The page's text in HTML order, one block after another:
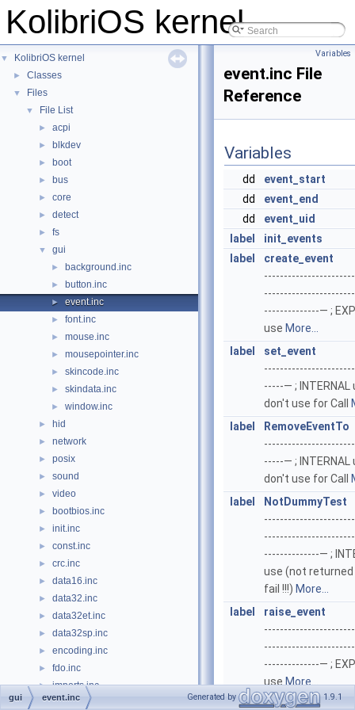
KolibriOS kernel
▼ KolibriOS kernel
► Classes
▼ Files
▼ File List
► acpi
► blkdev
► boot
► bus
► core
► detect
► fs
▼ gui
► background.inc
► button.inc
► event.inc
► font.inc
► mouse.inc
► mousepointer.inc
► skincode.inc
► skindata.inc
► window.inc
► hid
► network
► posix
► sound
► video
► bootbios.inc
► init.inc
► const.inc
► crc.inc
► data16.inc
► data32.inc
► data32et.inc
► data32sp.inc
► encoding.inc
► fdo.inc
► imports.inc
► kernel.asm
Variables
event.inc File
Reference
Variables
dd
event_start
dd
event_end
dd
event_uid
label
init_events
label
create_event
--------------— ;
use More...
label
set_event
-----— ; INTERNAL
don't use for Call
label
RemoveEventTo
-----— ; INTERNAL
don't use for Call
label
NotDummyTest
--------------— ;
use (not
fail !!!) More...
label
raise_event
--------------— ;
use More...
label
clear_event
gui event.inc Generated by 1.9.1